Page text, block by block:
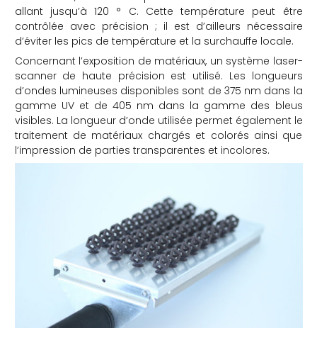
allant jusqu’à 120 ° C. Cette température peut être
contrôlée avec précision ; il est d’ailleurs nécessaire
d’éviter les pics de température et la surchauffe locale.
Concernant l’exposition de matériaux, un système laser-
scanner de haute précision est utilisé. Les longueurs
d’ondes lumineuses disponibles sont de 375 nm dans la
gamme UV et de 405 nm dans la gamme des bleus
visibles. La longueur d’onde utilisée permet également le
traitement de matériaux chargés et colorés ainsi que
l’impression de parties transparentes et incolores.